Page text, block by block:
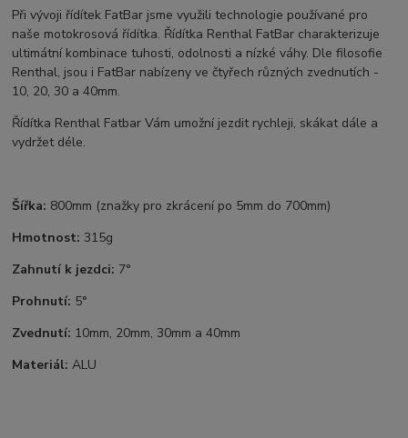
Při vývoji řídítek FatBar jsme využili technologie používané pro
naše motokrosová řídítka. Řídítka Renthal FatBar charakterizuje
ultimátní kombinace tuhosti, odolnosti a nízké váhy. Dle filosofie
Renthal, jsou i FatBar nabízeny ve čtyřech různých zvednutích -
10, 20, 30 a 40mm.
Řídítka Renthal Fatbar Vám umožní jezdit rychleji, skákat dále a
vydržet déle.
Šířka: 800mm (znažky pro zkrácení po 5mm do 700mm)
Hmotnost: 315g
Zahnutí k jezdci: 7°
Prohnutí: 5°
Zvednutí: 10mm, 20mm, 30mm a 40mm
Materiál: ALU